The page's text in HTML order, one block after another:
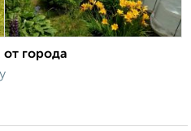
города